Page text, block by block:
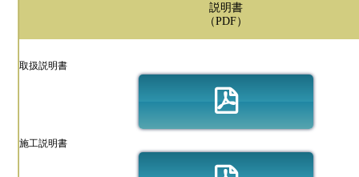
説明書
（PDF）
取扱説明書
施工説明書